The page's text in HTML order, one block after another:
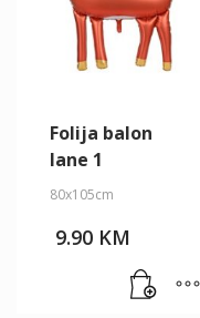
Folija balon
lane 1
80x105cm
9.90 KM